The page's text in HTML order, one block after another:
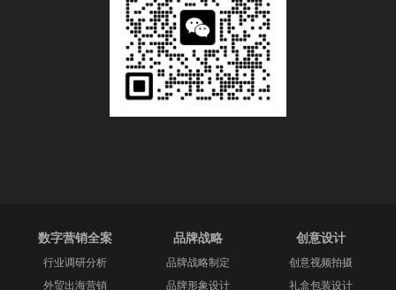
数字营销全案
行业调研分析
外贸出海营销
品牌战略
品牌战略制定
品牌形象设计
创意设计
创意视频拍摄
礼盒包装设计